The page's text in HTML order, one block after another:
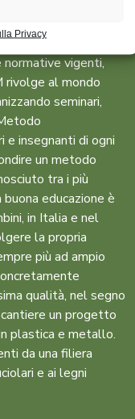
Privacy
Montessori,
certificati nel
vigenti,
rivolge al mondo
seminari,
e insegnanti di ogni
un metodo
tra i più
educazione è
in Italia e nel
la propria
più ad ampio
qualità, nel segno
un progetto
plastica e metallo.
da una filiera
e ai legni